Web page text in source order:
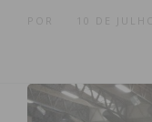
10 DE